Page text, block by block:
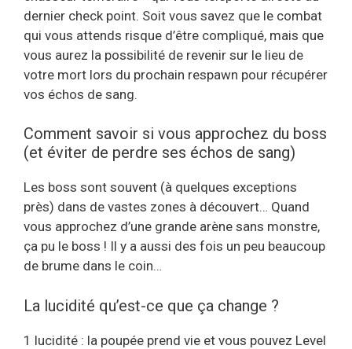
dernier check point. Soit vous savez que le combat
qui vous attends risque d’être compliqué, mais que
vous aurez la possibilité de revenir sur le lieu de
votre mort lors du prochain respawn pour récupérer
vos échos de sang.
Comment savoir si vous approchez du boss
(et éviter de perdre ses échos de sang)
Les boss sont souvent (à quelques exceptions
près) dans de vastes zones à découvert… Quand
vous approchez d’une grande arène sans monstre,
ça pu le boss ! Il y a aussi des fois un peu beaucoup
de brume dans le coin…
La lucidité qu’est-ce que ça change ?
1 lucidité : la poupée prend vie et vous pouvez Level